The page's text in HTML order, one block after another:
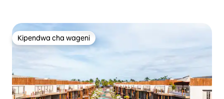
Kipendwa cha wageni
Kipendwa cha wageni